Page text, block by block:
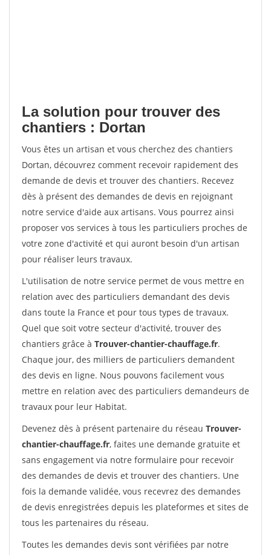
La solution pour trouver des
chantiers : Dortan
Vous êtes un artisan et vous cherchez des chantiers
Dortan, découvrez comment recevoir rapidement des
demande de devis et trouver des chantiers. Recevez
dès à présent des demandes de devis en rejoignant
notre service d'aide aux artisans. Vous pourrez ainsi
proposer vos services à tous les particuliers proches de
votre zone d'activité et qui auront besoin d'un artisan
pour réaliser leurs travaux.
L'utilisation de notre service permet de vous mettre en
relation avec des particuliers demandant des devis
dans toute la France et pour tous types de travaux.
Quel que soit votre secteur d'activité, trouver des
chantiers grâce à Trouver-chantier-chauffage.fr.
Chaque jour, des milliers de particuliers demandent
des devis en ligne. Nous pouvons facilement vous
mettre en relation avec des particuliers demandeurs de
travaux pour leur Habitat.
Devenez dès à présent partenaire du réseau Trouver-
chantier-chauffage.fr, faites une demande gratuite et
sans engagement via notre formulaire pour recevoir
des demandes de devis et trouver des chantiers. Une
fois la demande validée, vous recevrez des demandes
de devis enregistrées depuis les plateformes et sites de
tous les partenaires du réseau.
Toutes les demandes devis sont vérifiées par notre